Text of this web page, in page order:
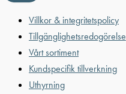
Villkor & integritetspolicy
Tillgänglighetsredogörelse
Vårt sortiment
Kundspecifik tillverkning
Uthyrning